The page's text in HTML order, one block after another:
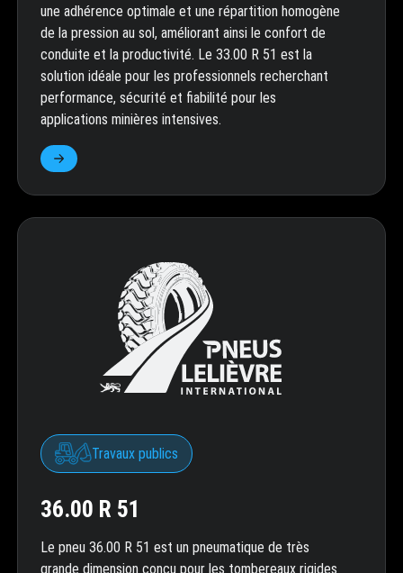
une adhérence optimale et une répartition homogène
de la pression au sol, améliorant ainsi le confort de
conduite et la productivité. Le 33.00 R 51 est la
solution idéale pour les professionnels recherchant
performance, sécurité et fiabilité pour les
applications minières intensives.
Travaux publics
36.00 R 51
Le pneu 36.00 R 51 est un pneumatique de très
grande dimension conçu pour les tombereaux rigides